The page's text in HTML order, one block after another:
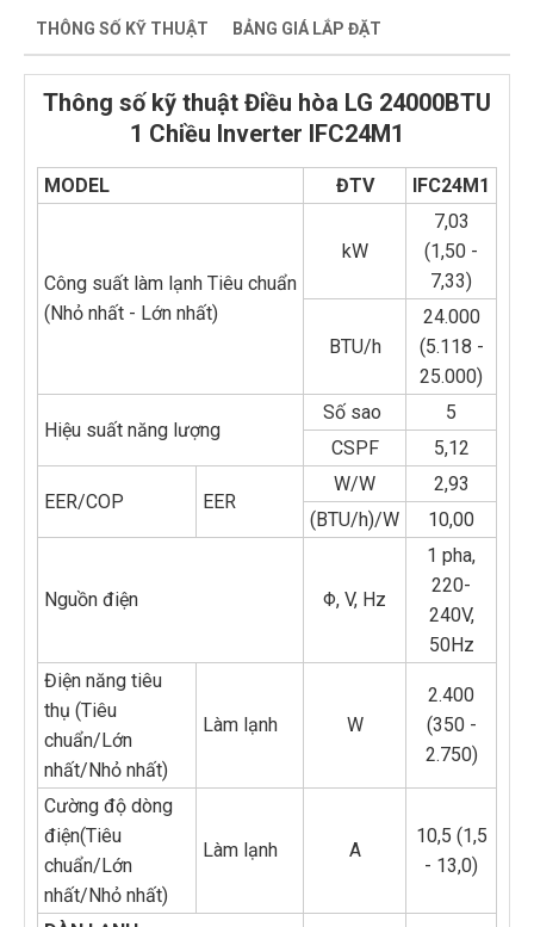
THÔNG SỐ KỸ THUẬT BẢNG GIÁ LẮP ĐẶT
Thông số kỹ thuật Điều hòa LG 24000BTU
1 Chiều Inverter IFC24M1
MODEL ĐTV IFC24M1
Công suất làm lạnh Tiêu chuẩn
(Nhỏ nhất - Lớn nhất)
kW
7,03
(1,50 -
7,33)
BTU/h
24.000
(5.118 -
25.000)
Hiệu suất năng lượng
Số sao
5
CSPF
5,12
EER/COP EER
W/W
2,93
(BTU/h)/W
10,00
Nguồn điện Φ, V, Hz
1 pha,
220-
240V,
50Hz
Điện năng tiêu
thụ (Tiêu
chuẩn/Lớn
nhất/Nhỏ nhất)
Làm lạnh W
2.400
(350 -
2.750)
Cường độ dòng
điện(Tiêu
chuẩn/Lớn
nhất/Nhỏ nhất)
Làm lạnh A
10,5 (1,5
- 13,0)